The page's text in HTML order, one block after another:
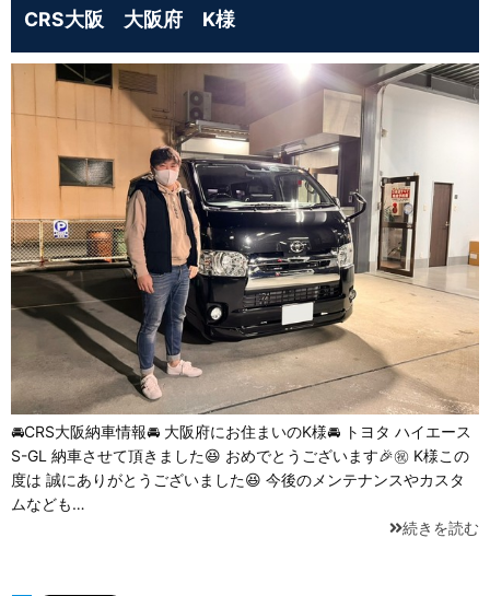
CRS大阪 大阪府 K様
🚘CRS大阪納車情報🚘 大阪府にお住まいのK様🚘 トヨタ ハイエース
S-GL 納車させて頂きました😆 おめでとうございます🎉㊗️ K様この
度は 誠にありがとうございました⁡😆⁡ 今後のメンテナンスやカスタ
ムなども…
続きを読む